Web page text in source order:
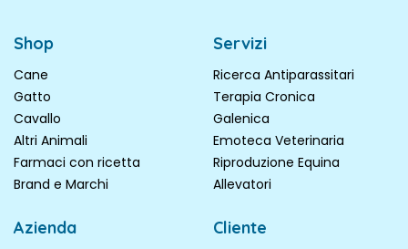
Shop
Cane
Gatto
Cavallo
Altri Animali
Farmaci con ricetta
Brand e Marchi
Servizi
Ricerca Antiparassitari
Terapia Cronica
Galenica
Emoteca Veterinaria
Riproduzione Equina
Allevatori
Azienda Cliente